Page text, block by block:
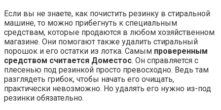
Если вы не знаете, как почистить резинку в стиральной
машине, то можно прибегнуть к специальным
средствам, которые продаются в любом хозяйственном
магазине. Они помогают также удалить стиральный
порошок и его остатки из лотка. Самым проверенным
средством считается Доместос. Он справляется с
плесенью под резинкой просто превосходно. Ведь там
разглядеть грибок, чтобы начать его очищать,
практически невозможно. Но удалять его нужно из-под
резинки обязательно.